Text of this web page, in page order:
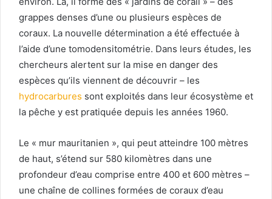
grappes denses d’une ou plusieurs espèces de
coraux. La nouvelle détermination a été effectuée à
l’aide d’une tomodensitométrie. Dans leurs études, les
chercheurs alertent sur la mise en danger des
espèces qu’ils viennent de découvrir – les
hydrocarbures sont exploités dans leur écosystème et
la pêche y est pratiquée depuis les années 1960.
Le « mur mauritanien », qui peut atteindre 100 mètres
de haut, s’étend sur 580 kilomètres dans une
profondeur d’eau comprise entre 400 et 600 mètres –
une chaîne de collines formées de coraux d’eau